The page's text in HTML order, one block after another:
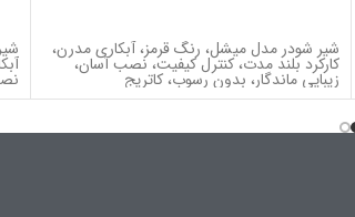
شیر شودر مدل میشل، رنگ قرمز، آبکاری مدرن،
کارکرد بلند مدت، كنترل كيفيت، نصب آسان،
زیبایی ماندگار، بدون رسوب، کاتریج